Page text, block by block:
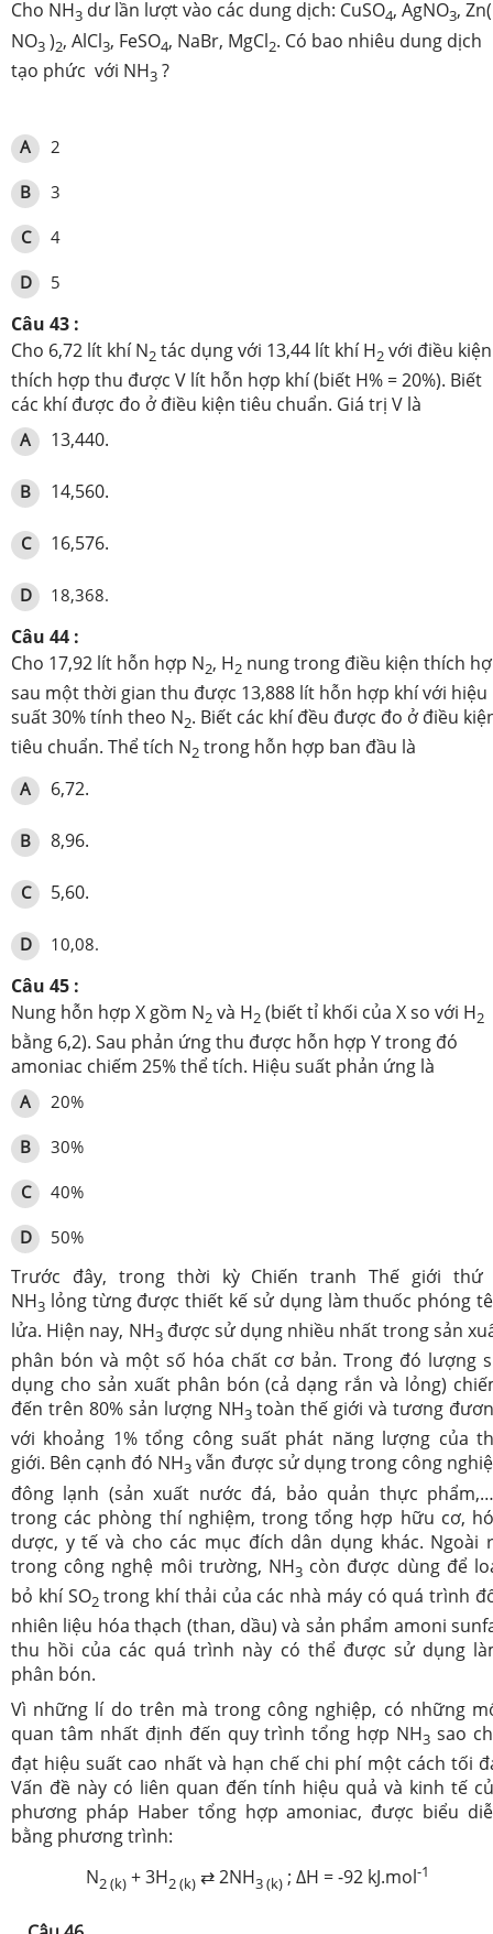
Cho NH3 dư lần lượt vào các dung dịch: CuSO4, AgNO3, Zn(
NO3 )2, AlCl3, FeSO4, NaBr, MgCl2. Có bao nhiêu dung dịch
tạo phức với NH3 ?
A 2
B 3
C 4
D 5
Câu 43 :
Cho 6,72 lít khí N2 tác dụng với 13,44 lít khí H2 với điều kiện
thích hợp thu được V lít hỗn hợp khí (biết H% = 20%). Biết
các khí được đo ở điều kiện tiêu chuẩn. Giá trị V là
A 13,440.
B 14,560.
C 16,576.
D 18,368.
Câu 44 :
Cho 17,92 lít hỗn hợp N2, H2 nung trong điều kiện thích
sau một thời gian thu được 13,888 lít hỗn hợp khí với hiệu
suất 30% tính theo N2. Biết các khí đều được đo ở điều
tiêu chuẩn. Thể tích N2 trong hỗn hợp ban đầu là
A 6,72.
B 8,96.
C 5,60.
D 10,08.
Câu 45 :
Nung hỗn hợp X gồm N2 và H2 (biết tỉ khối của X so với H2
bằng 6,2). Sau phản ứng thu được hỗn hợp Y trong đó
amoniac chiếm 25% thể tích. Hiệu suất phản ứng là
A 20%
B 30%
C 40%
D 50%
Trước đây, trong thời kỳ Chiến tranh Thế giới thứ
NH3 lỏng từng được thiết kế sử dụng làm thuốc phóng
lửa. Hiện nay, NH3được sử dụng nhiều nhất trong sản
phân bón và một số hóa chất cơ bản. Trong đó lượng
dụng cho sản xuất phân bón (cả dạng rắn và lỏng)
đến trên 80% sản lượng NH3toàn thế giới và tương
với khoảng 1% tổng công suất phát năng lượng của
giới. Bên cạnh đó NH3 vẫn được sử dụng trong công
đông lạnh (sản xuất nước đá, bảo quản thực
trong các phòng thí nghiệm, trong tổng hợp hữu cơ,
dược, y tế và cho các mục đích dân dụng khác. Ngoài
trong công nghệ môi trường, NH3 còn được dùng để
bỏ khí SO2trong khí thải của các nhà máy có quá trình
nhiên liệu hóa thạch (than, dầu) và sản phẩm amoni
thu hồi của các quá trình này có thể được sử dụng
phân bón.
Vì những lí do trên mà trong công nghiệp, có những
quan tâm nhất định đến quy trình tổng hợp NH3 sao
đạt hiệu suất cao nhất và hạn chế chi phí một cách tối
Vấn đề này có liên quan đến tính hiệu quả và kinh tế
phương pháp Haber tổng hợp amoniac, được biểu
bằng phương trình:
N2 (k) + 3H2 (k) ⇄ 2NH3 (k) ; ΔH = -92 kJ.mol-1